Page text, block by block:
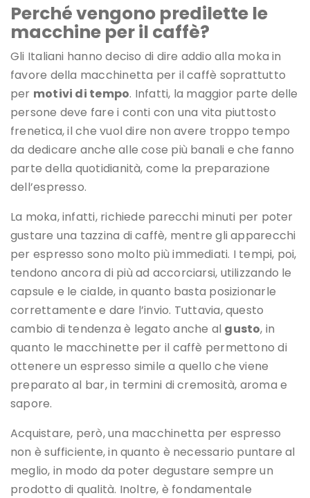
Perché vengono predilette le
macchine per il caffè?
Gli Italiani hanno deciso di dire addio alla moka in
favore della macchinetta per il caffè soprattutto
per motivi di tempo. Infatti, la maggior parte delle
persone deve fare i conti con una vita piuttosto
frenetica, il che vuol dire non avere troppo tempo
da dedicare anche alle cose più banali e che fanno
parte della quotidianità, come la preparazione
dell’espresso.
La moka, infatti, richiede parecchi minuti per poter
gustare una tazzina di caffè, mentre gli apparecchi
per espresso sono molto più immediati. I tempi, poi,
tendono ancora di più ad accorciarsi, utilizzando le
capsule e le cialde, in quanto basta posizionarle
correttamente e dare l’invio. Tuttavia, questo
cambio di tendenza è legato anche al gusto, in
quanto le macchinette per il caffè permettono di
ottenere un espresso simile a quello che viene
preparato al bar, in termini di cremosità, aroma e
sapore.
Acquistare, però, una macchinetta per espresso
non è sufficiente, in quanto è necessario puntare al
meglio, in modo da poter degustare sempre un
prodotto di qualità. Inoltre, è fondamentale